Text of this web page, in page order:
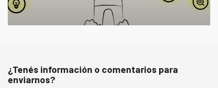
¿Tenés información o comentarios para
enviarnos?